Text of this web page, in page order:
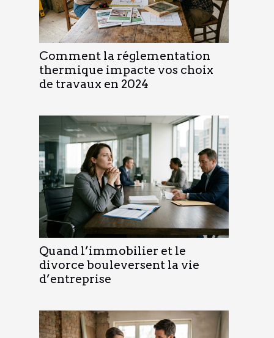
Comment la réglementation
thermique impacte vos choix
de travaux en 2024
Quand l’immobilier et le
divorce bouleversent la vie
d’entreprise